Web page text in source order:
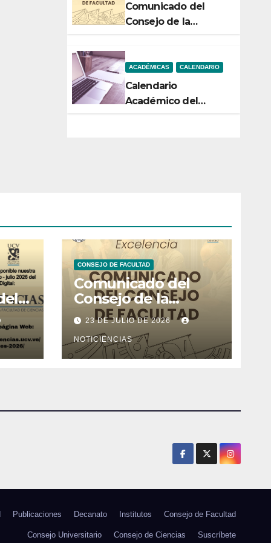
Comunicado del
Consejo de la
ACADÉMICAS CALENDARIO
Calendario
Académico del
de
CONSEJO DE FACULTAD
Comunicado del
Consejo de la
Facultad de Ciencias
23 DE JULIO DE 2026
NOTICIENCIAS
Publicaciones Decanato Institutos Consejo de Facultad
Consejo Universitario Consejo de Ciencias Suscríbete